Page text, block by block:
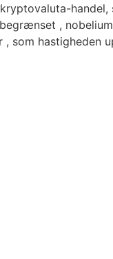
handel,
,
som hastigheden